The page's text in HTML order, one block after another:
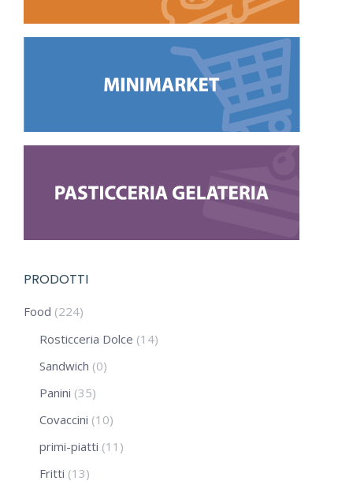
PRODOTTI
Food (224)
Rosticceria Dolce (14)
Sandwich (0)
Panini (35)
Covaccini (10)
primi-piatti (11)
Fritti (13)